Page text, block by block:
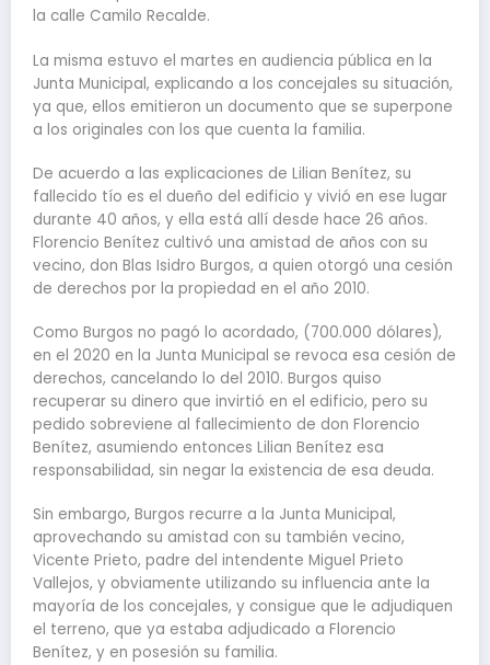
la calle Camilo Recalde.
La misma estuvo el martes en audiencia pública en la
Junta Municipal, explicando a los concejales su situación,
ya que, ellos emitieron un documento que se superpone
a los originales con los que cuenta la familia.
De acuerdo a las explicaciones de Lilian Benítez, su
fallecido tío es el dueño del edificio y vivió en ese lugar
durante 40 años, y ella está allí desde hace 26 años.
Florencio Benítez cultivó una amistad de años con su
vecino, don Blas Isidro Burgos, a quien otorgó una cesión
de derechos por la propiedad en el año 2010.
Como Burgos no pagó lo acordado, (700.000 dólares),
en el 2020 en la Junta Municipal se revoca esa cesión de
derechos, cancelando lo del 2010. Burgos quiso
recuperar su dinero que invirtió en el edificio, pero su
pedido sobreviene al fallecimiento de don Florencio
Benítez, asumiendo entonces Lilian Benítez esa
responsabilidad, sin negar la existencia de esa deuda.
Sin embargo, Burgos recurre a la Junta Municipal,
aprovechando su amistad con su también vecino,
Vicente Prieto, padre del intendente Miguel Prieto
Vallejos, y obviamente utilizando su influencia ante la
mayoría de los concejales, y consigue que le adjudiquen
el terreno, que ya estaba adjudicado a Florencio
Benítez, y en posesión su familia.